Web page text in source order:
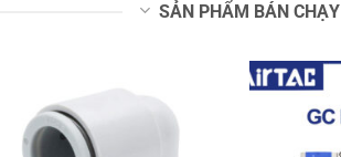
SẢN PHẨM BÁN CHẠY